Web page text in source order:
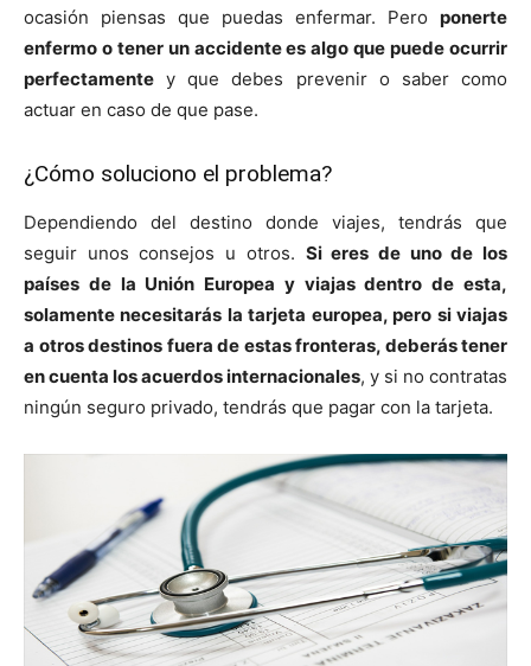
ocasión piensas que puedas enfermar. Pero ponerte
enfermo o tener un accidente es algo que puede ocurrir
perfectamente y que debes prevenir o saber como
actuar en caso de que pase.
¿Cómo soluciono el problema?
Dependiendo del destino donde viajes, tendrás que
seguir unos consejos u otros. Si eres de uno de los
países de la Unión Europea yviajas dentro de esta,
solamente necesitarás la tarjeta europea, pero si viajas
a otros destinos fuera de estas fronteras, deberás tener
en cuenta los acuerdos internacionales, y si no contratas
ningún seguro privado, tendrás que pagar con la tarjeta.